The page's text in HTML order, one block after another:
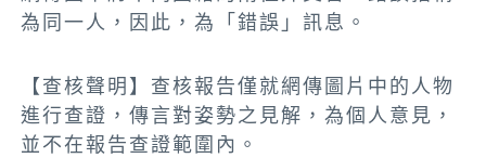
為同一人，因此，為「錯誤」訊息。
【查核聲明】查核報告僅就網傳圖片中的人物
進行查證，傳言對姿勢之見解，為個人意見，
並不在報告查證範圍內。